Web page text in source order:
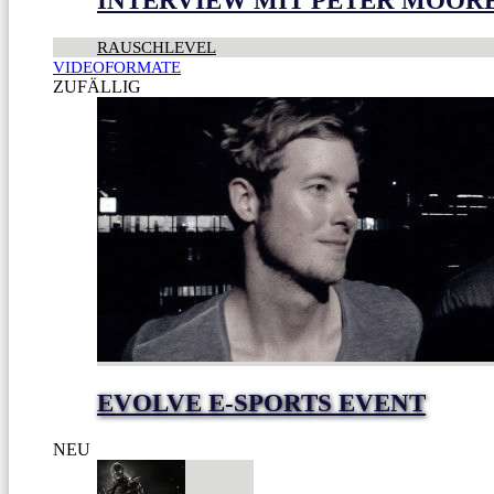
RAUSCHLEVEL
VIDEOFORMATE
ZUFÄLLIG
EVOLVE E-SPORTS EVENT
NEU